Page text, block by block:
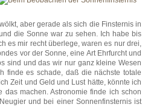
aber gerade als sich die Finsternis in
die Sonne war zu sehen. Ich habe bis
es mir recht überlege, waren es nur drei,
vor der Sonne, eine Art Ehrfurcht und
sind und das wir nur ganz kleine Wesen
finde es schade, daß die nächste totale
Zeit und Geld und Lust hätte, könnte ich
machen. Astronomie finde ich schon
und bei einer Sonnenfinsternis ist